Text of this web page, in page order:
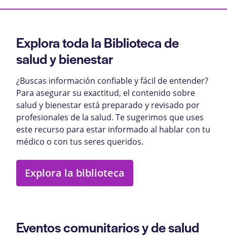
Explora toda la Biblioteca de
salud y bienestar
¿Buscas información confiable y fácil de entender?
Para asegurar su exactitud, el contenido sobre
salud y bienestar está preparado y revisado por
profesionales de la salud. Te sugerimos que uses
este recurso para estar informado al hablar con tu
médico o con tus seres queridos.
Explora la biblioteca
Eventos comunitarios y de salud